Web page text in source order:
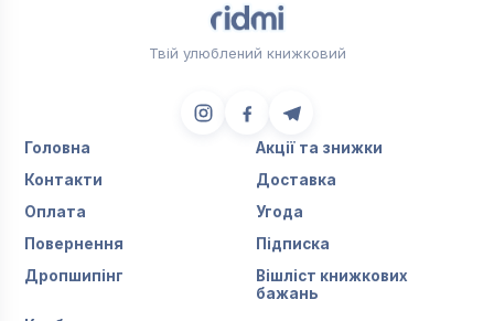
Твій улюблений книжковий
Головна
Акції та знижки
Контакти
Доставка
Оплата
Угода
Повернення
Підписка
Дропшипінг
Вішліст книжкових
бажань